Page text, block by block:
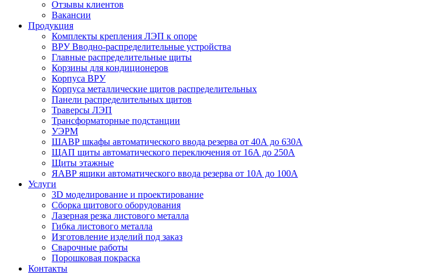
Отзывы клиентов
Вакансии
Продукция
Комплекты крепления ЛЭП к опоре
ВРУ Вводно-распределительные устройства
Главные распределительные щиты
Корзины для кондиционеров
Корпуса ВРУ
Корпуса металлические щитов распределительных
Панели распределительных щитов
Траверсы ЛЭП
Трансформаторные подстанции
УЭРМ
ШАВР шкафы автоматического ввода резерва от 40А до 630А
ЩАП щиты автоматического переключения от 16А до 250А
Щиты этажные
ЯАВР ящики автоматического ввода резерва от 10А до 100А
Услуги
3D моделирование и проектирование
Сборка щитового оборудования
Лазерная резка листового металла
Гибка листового металла
Изготовление изделий под заказ
Сварочные работы
Порошковая покраска
Контакты